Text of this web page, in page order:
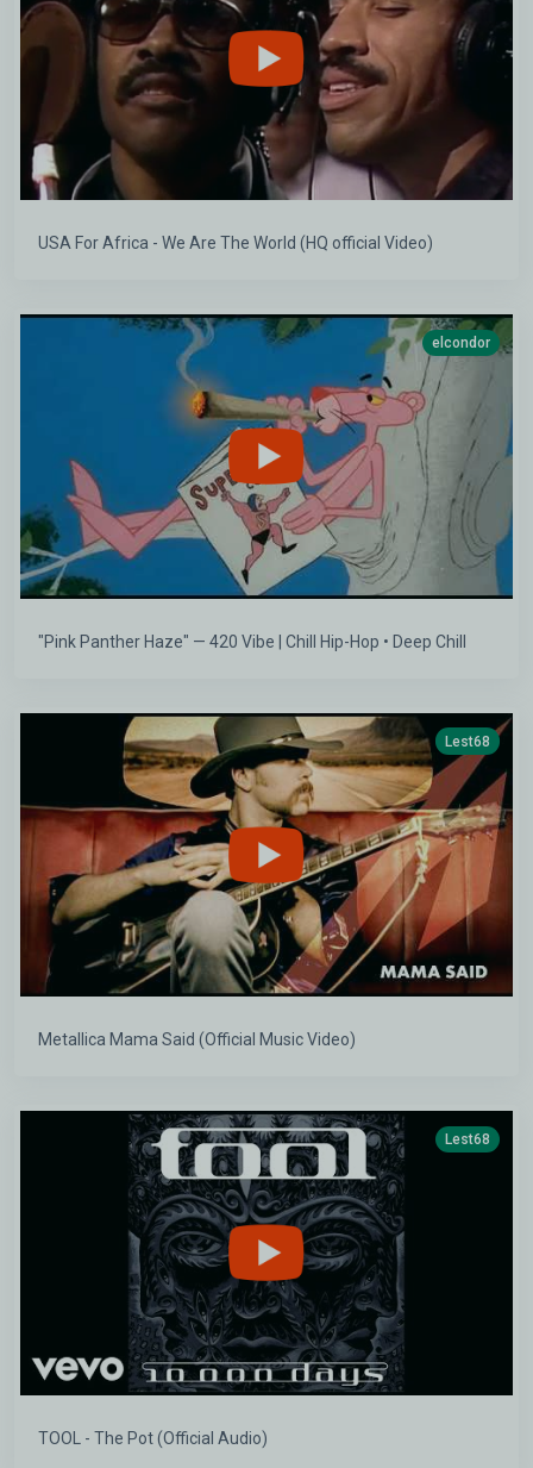
USA For Africa - We Are The World (HQ official Video)
elcondor
"Pink Panther Haze" — 420 Vibe | Chill Hip-Hop • Deep Chill
Lest68
Metallica Mama Said (Official Music Video)
Lest68
TOOL - The Pot (Official Audio)